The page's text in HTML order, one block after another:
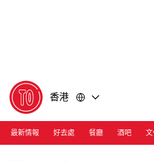
香港
最新情報 好去處 餐廳 酒吧 文
Photograph: Courtesy The